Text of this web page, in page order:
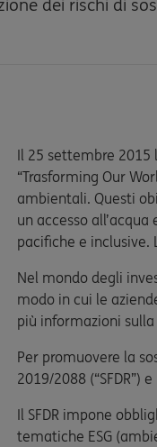
dei rischi di
Il 25 settembre 2015
“Trasforming Our
ambientali. Questi
un accesso
pacifiche e inclusive.
Nel mondo degli
modo in cui le
più informazioni
Per promuovere la
2019/2088
Il SFDR impone
tematiche ESG